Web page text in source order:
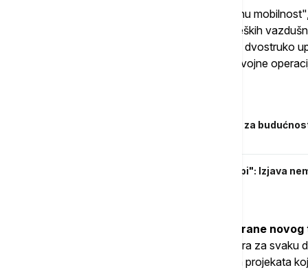
To će uključivati "fond solidarnosti za vojnu
resurse – poput vozova, trajekata ili strateških
"katalog vojne mobilnosti" koji će sadržati dvostruko
civilnih kompanija koji se mogu koristiti za vojne
Košta: Proširenje EU najbolji investicija za
"Imali smo poslednje mirno leto u Evropi": Izjava
Sav ovaj posao biće koordinisan od strane
će se sastojati od nacionalnog koordinatora za
finansiranju odabranih 500 infrastrukturnih projekata